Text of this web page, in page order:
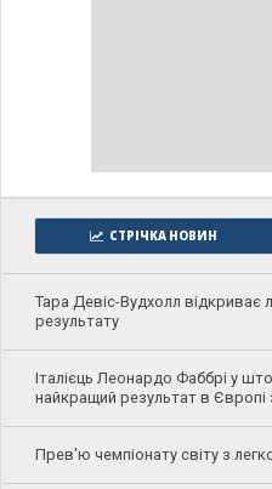
СТРІЧКА НОВИН
Тара Девіс-Вудхолл відкриває
результату
Італієць Леонардо Фаббрі у
найкращий результат в Європі
Прев'ю чемпіонату світу з